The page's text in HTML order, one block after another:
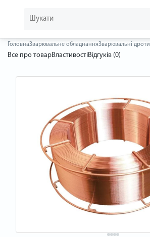
ГоловнаЗварювальне обладнанняЗварювальні дроти
Все про товарВластивостіВідгуків (0)